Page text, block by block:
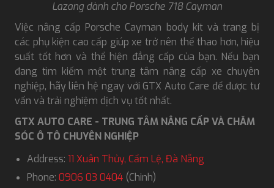
Lazang dành cho Porsche 718 Cayman
Việc nâng cấp Porsche Cayman body kit và trang bị
các phụ kiện cao cấp giúp xe trở nên thể thao hơn, hiệu
suất tốt hơn và thể hiện đẳng cấp của bạn. Nếu bạn
đang tìm kiếm một trung tâm nâng cấp xe chuyên
nghiệp, hãy liên hệ ngay với GTX Auto Care để được tư
vấn và trải nghiệm dịch vụ tốt nhất.
GTX AUTO CARE - TRUNG TÂM NÂNG CẤP VÀ CHĂM
SÓC Ô TÔ CHUYÊN NGHIỆP
Address: 11 Xuân Thủy, Cẩm Lệ, Đà Nẵng
Phone: 0906 03 0404 (Chinh)